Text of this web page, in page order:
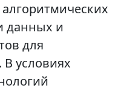
данных и
для
условиях